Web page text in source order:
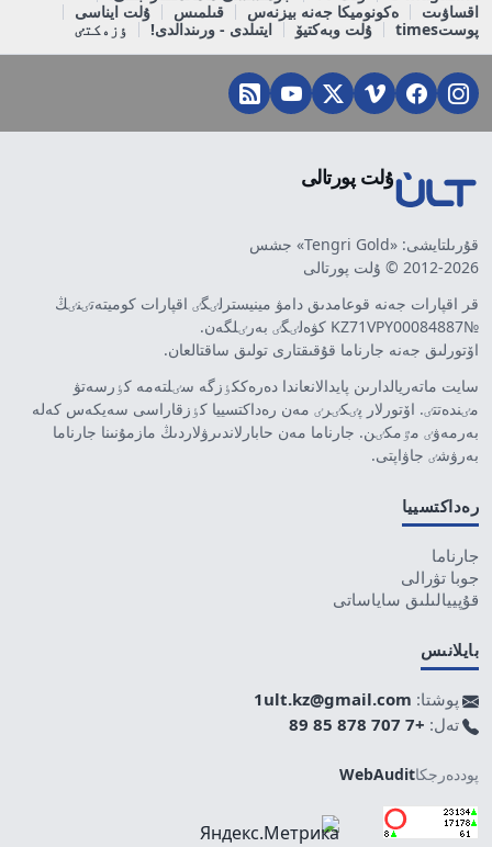
اقساۋىت
ەكونوميكا جەنە بيزنەس قىلمىس
ۇلت ايناسى
پوستtimes
ۇلت وبەكتيۆ ايتىلدى - ورىندالدى! ٶزەكتٸ
ۇلت پورتالى
قۇرىلتايشى: «Tengri Gold» جشس
2012-2026 © ۇلت پورتالى
قر اقپارات جەنە قوعامدىق دامۋ مينيسترلٸگٸ اقپارات كوميتەتٸنٸڭ
№KZ71VPY00084887 كۋەلٸگٸ بەرٸلگەن.
اۆتورلىق جەنە جارناما قۇقىقتارى تولىق ساقتالعان.
سايت ماتەريالدارىن پايدالانعاندا دەرەككٶزگە سٸلتەمە كٶرسەتۋ
مٸندەتتٸ. اۆتورلار پٸكٸرٸ مەن رەداكتسييا كٶزقاراسى سەيكەس كەلە
بەرمەۋٸ مٷمكٸن. جارناما مەن حابارلاندىرۋلاردىڭ مازمۇنىنا جارناما
بەرۋشٸ جاۋاپتى.
رەداكتسييا
جارناما
جوبا تۋرالى
قۇپييالىلىق ساياساتى
بايلانىس
پوشتا: 1ult.kz@gmail.com
تەل: +7 707 878 85 89
پوددەرجكاWebAudit